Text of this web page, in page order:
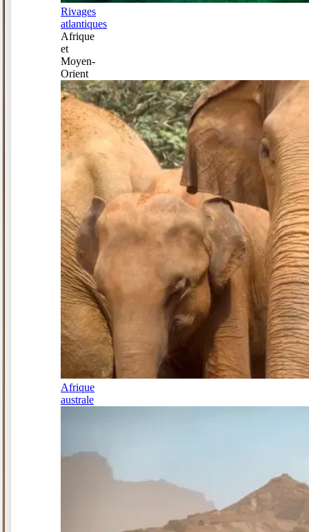
Rivages
atlantiques
Afrique
et
Moyen-
Orient
Afrique
australe